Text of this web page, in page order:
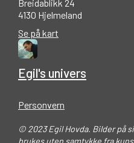
Breidablikk 24
4130 Hjelmeland
Se på kart
Egil's univers
Personvern
© 2023 Egil Hovda. Bilder på
brukes uten samtykke fra